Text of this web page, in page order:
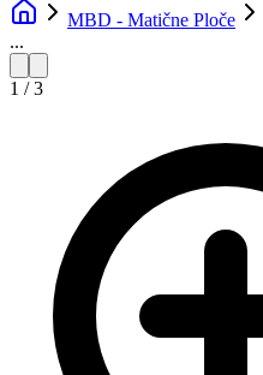
MBD - Matične Ploče
...
1 /3